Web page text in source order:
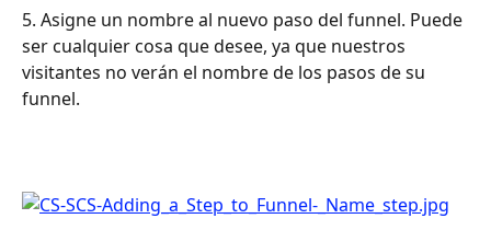
5. Asigne un nombre al nuevo paso del funnel. Puede
ser cualquier cosa que desee, ya que nuestros
visitantes no verán el nombre de los pasos de su
funnel.